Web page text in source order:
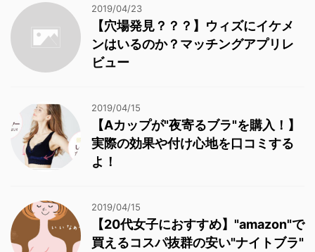
2019/04/23
【穴場発見？？？】ウィズにイケメ
ンはいるのか？マッチングアプリレ
ビュー
2019/04/15
【Aカップが"夜寄るブラ"を購入！】
実際の効果や付け心地を口コミする
よ！
2019/04/15
【20代女子におすすめ】"amazon"で
買えるコスパ抜群の安い"ナイトブラ"